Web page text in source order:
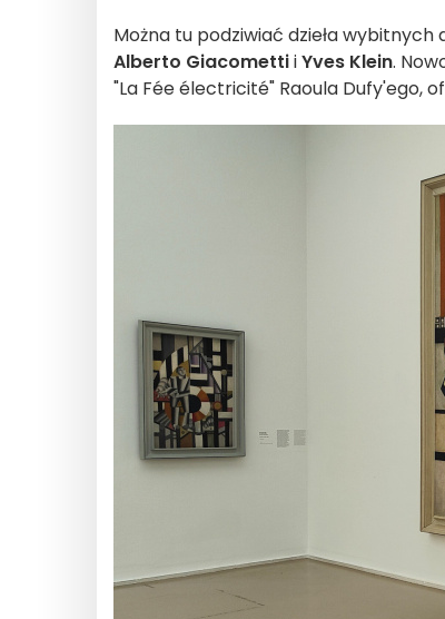
Można tu podziwiać dzieła
Alberto GiacomettiiYves Klein.
"La Fée électricité" Raoula Dufy'ego,